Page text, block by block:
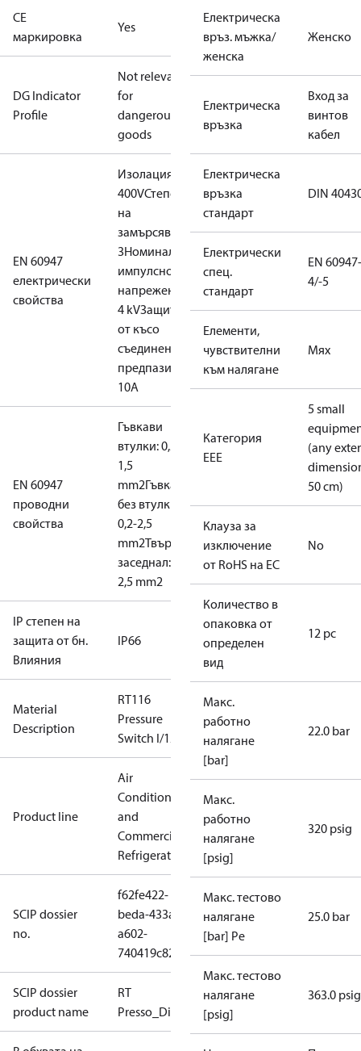
CE
маркировка
Yes
DG Indicator
Profile
Not relevant
for
dangerous
goods
EN 60947
електрически
свойства
Изолация:
400VСтепен
на
замърсяване:
3Номинално
импулсно
напрежение:
4 kVЗащита
от късо
съединение,
предпазител:
10A
EN 60947
проводни
свойства
Гъвкави
втулки: 0,2-
1,5
mm2Гъвкави,
без втулки
0,2-2,5
mm2Твърд/
заседнал: 0,2-
2,5 mm2
IP степен на
защита от бн.
Влияния
IP66
Material
Description
RT116
Pressure
Switch I/12
Product line
Air
Conditioning
and
Commercial
Refrigeration
SCIP dossier
no.
f62fe422-
beda-433a-
a602-
740419c82c06
SCIP dossier
product name
RT
Presso_Diff.Presso
Електрическа
връз. мъжка/
женска
Женско
Електрическа
връзка
Вход за
винтов
кабел
Електрическа
връзка
стандарт
DIN
Електрически
спец.
стандарт
EN 60947-
4/-5
Елементи,
чувствителни
към налягане
Мях
Категория
EEE
5 small
(any
50 cm)
Клауза за
изключение
от RoHS на ЕС
No
Количество в
опаковка от
определен
вид
12 pc
Макс.
работно
налягане
[bar]
22.0 bar
Макс.
работно
налягане
[psig]
320 psig
Макс. тестово
налягане
[bar] Pe
25.0 bar
Макс. тестово
налягане
[psig]
363.0 psig